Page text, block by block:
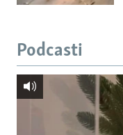
Podcasti